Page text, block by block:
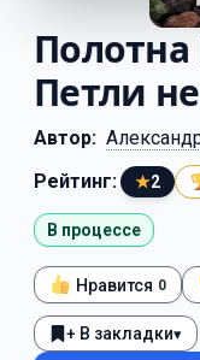
Полотна
Петли
Автор:
Рейтинг:
★2
В процессе
Нравится 0
+ В закладки▾